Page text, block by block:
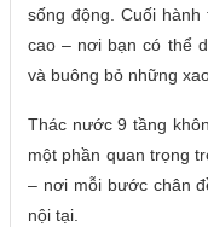
sống động. Cuối
cao – nơi bạn có thể
và buông bỏ những
Thác nước 9 tầng
một phần quan trọng
– nơi mỗi bước chân
nội tại.